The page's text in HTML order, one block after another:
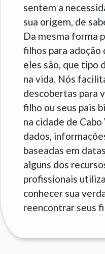
sentem a
sua origem, de
Da mesma forma
filhos para adoção
eles são, que tipo
na vida. Nós
descobertas para
filho ou seus pais
na cidade de
dados,
baseadas em
alguns dos
profissionais
conhecer sua
reencontrar seus